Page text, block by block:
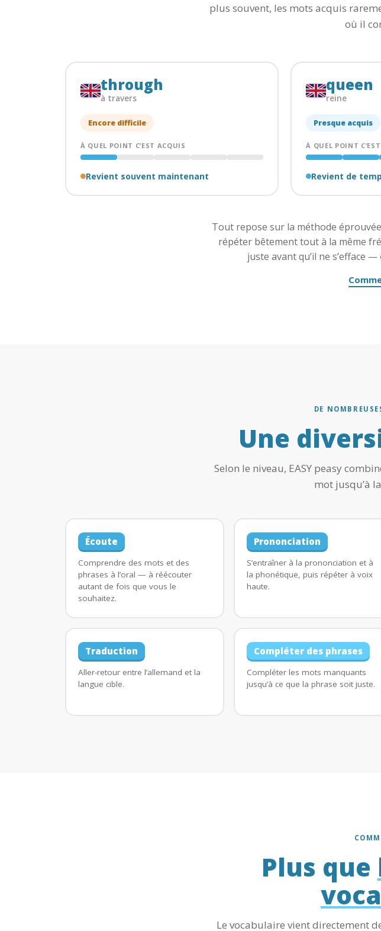
plus souvent, les mots acquis
où il
through
à travers
Encore difficile
À QUEL POINT C’EST ACQUIS
Revient souvent maintenant
queen
reine
Presque acquis
À QUEL POINT
Revient de
Tout repose sur la méthode
répéter bêtement tout à la même
juste avant qu’il ne s’efface —
DE
Une
Selon le niveau, EASY peasy
mot jusqu’à
Écoute
Comprendre des mots et des
phrases à l’oral — à réécouter
autant de fois que vous le
souhaitez.
Prononciation
S’entraîner à la prononciation et à
la phonétique, puis répéter à voix
haute.
Traduction
Aller-retour entre l’allemand et la
langue cible.
Compléter des phrases
Compléter les mots manquants
jusqu’à ce que la phrase soit juste.
Plus que
Le vocabulaire vient directement